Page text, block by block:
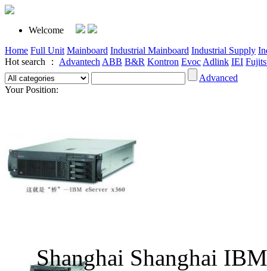
Welcome
Home Full Unit Mainboard Industrial Mainboard Industrial Supply
Hot search ： Advantech ABB B&R Kontron Evoc Adlink IEI
Advanced
Your Position:
Shanghai Shanghai